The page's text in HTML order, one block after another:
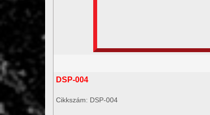
DSP-004
Cikkszám: DSP-004